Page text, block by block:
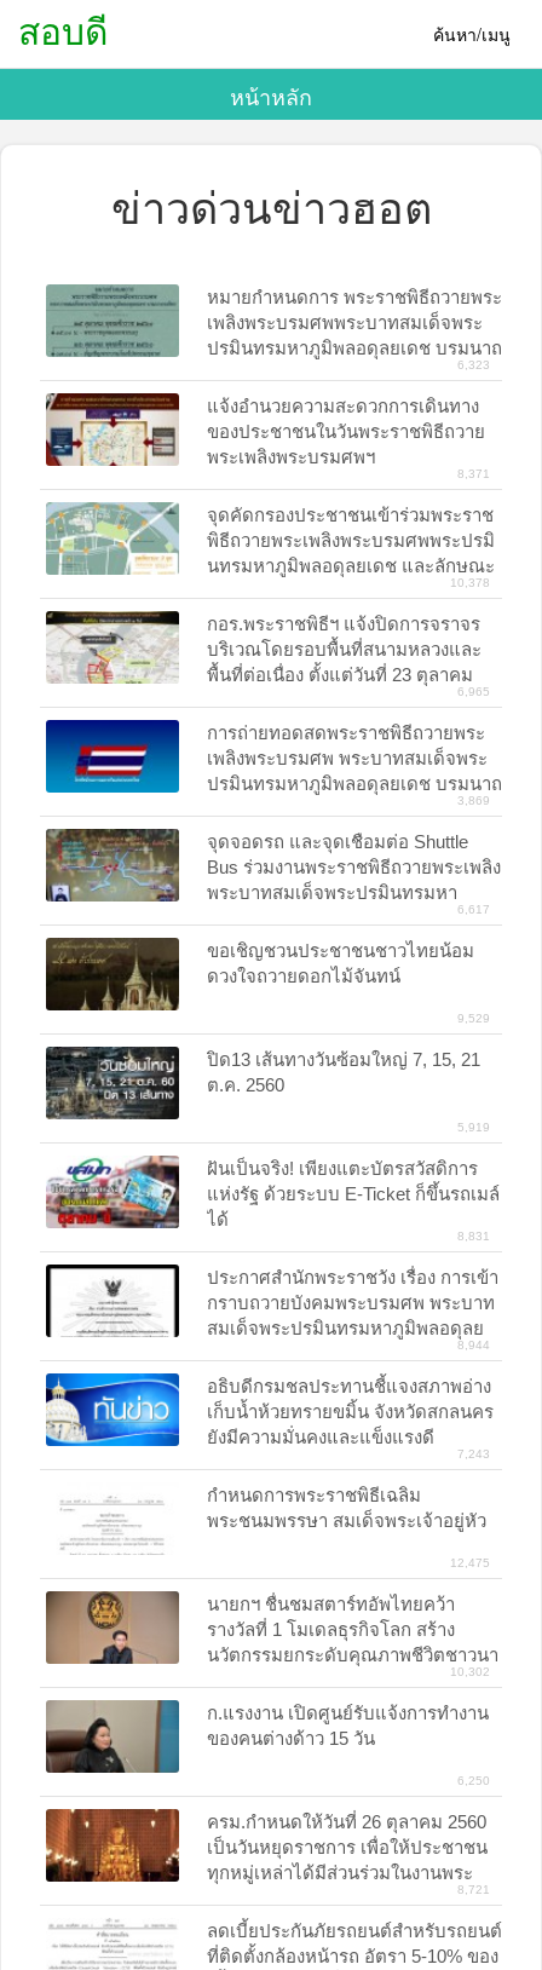
ค้นหา/เมนู
สอบดี
หน้าหลัก
ข่าวด่วนข่าวฮอต
หมายกำหนดการ พระราชพิธีถวายพระ
เพลิงพระบรมศพพระบาทสมเด็จพระ
ปรมินทรมหาภูมิพลอดุลยเดช บรมนาถ
6,323
แจ้งอำนวยความสะดวกการเดินทาง
ของประชาชนในวันพระราชพิธีถวาย
พระเพลิงพระบรมศพฯ
8,371
จุดคัดกรองประชาชนเข้าร่วมพระราช
พิธีถวายพระเพลิงพระบรมศพพระปรมิ
นทรมหาภูมิพลอดุลยเดช และลักษณะ
10,378
กอร.พระราชพิธีฯ แจ้งปิดการจราจร
บริเวณโดยรอบพื้นที่สนามหลวงและ
พื้นที่ต่อเนื่อง ตั้งแต่วันที่ 23 ตุลาคม
6,965
การถ่ายทอดสดพระราชพิธีถวายพระ
เพลิงพระบรมศพ พระบาทสมเด็จพระ
ปรมินทรมหาภูมิพลอดุลยเดช บรมนาถ
3,869
จุดจอดรถ และจุดเชือมต่อ Shuttle
Bus ร่วมงานพระราชพิธีถวายพระเพลิง
พระบาทสมเด็จพระปรมินทรมหา
ภูมิพลอดุลยเดช และซุ้มถวายดอกไม้
จันทน์
6,617
ขอเชิญชวนประชาชนชาวไทยน้อม
ดวงใจถวายดอกไม้จันทน์
9,529
ปิด13 เส้นทางวันซ้อมใหญ่ 7, 15, 21
ต.ค. 2560
5,919
ฝันเป็นจริง! เพียงแตะบัตรสวัสดิการ
แห่งรัฐ ด้วยระบบ E-Ticket ก็ขึ้นรถเมล์
ได้
8,831
ประกาศสำนักพระราชวัง เรื่อง การเข้า
กราบถวายบังคมพระบรมศพ พระบาท
สมเด็จพระปรมินทรมหาภูมิพลอดุลย
เดช บรมนาถบพิตร 30 ก.ย. 60 เป็นวัน
สุดท้าย
8,944
อธิบดีกรมชลประทานชี้แจงสภาพอ่าง
เก็บน้ำห้วยทรายขมิ้น จังหวัดสกลนคร
ยังมีความมั่นคงและแข็งแรงดี
7,243
กำหนดการพระราชพิธีเฉลิม
พระชนมพรรษา สมเด็จพระเจ้าอยู่หัว
12,475
นายกฯ ชื่นชมสตาร์ทอัพไทยคว้า
รางวัลที่ 1 โมเดลธุรกิจโลก สร้าง
นวัตกรรมยกระดับคุณภาพชีวิตชาวนา
10,302
ก.แรงงาน เปิดศูนย์รับแจ้งการทำงาน
ของคนต่างด้าว 15 วัน
6,250
ครม.กำหนดให้วันที่ 26 ตุลาคม 2560
เป็นวันหยุดราชการ เพื่อให้ประชาชน
ทุกหมู่เหล่าได้มีส่วนร่วมในงานพระ
ราชพิธีถวายพระเพลิงพระบรมศพ
พระบาทสมเด็จพระปรมินทรมหา
ภูมิพลอดุลยเดช
8,721
ลดเบี้ยประกันภัยรถยนต์สำหรับรถยนต์
ที่ติดตั้งกล้องหน้ารถ อัตรา 5-10% ของ